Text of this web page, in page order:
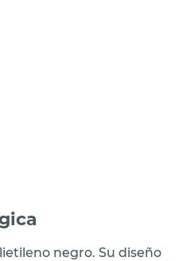
negro. Su diseño